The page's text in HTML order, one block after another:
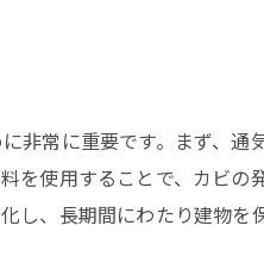
非常に重要です。まず、通
を使用することで、カビの
し、長期間にわたり建物を